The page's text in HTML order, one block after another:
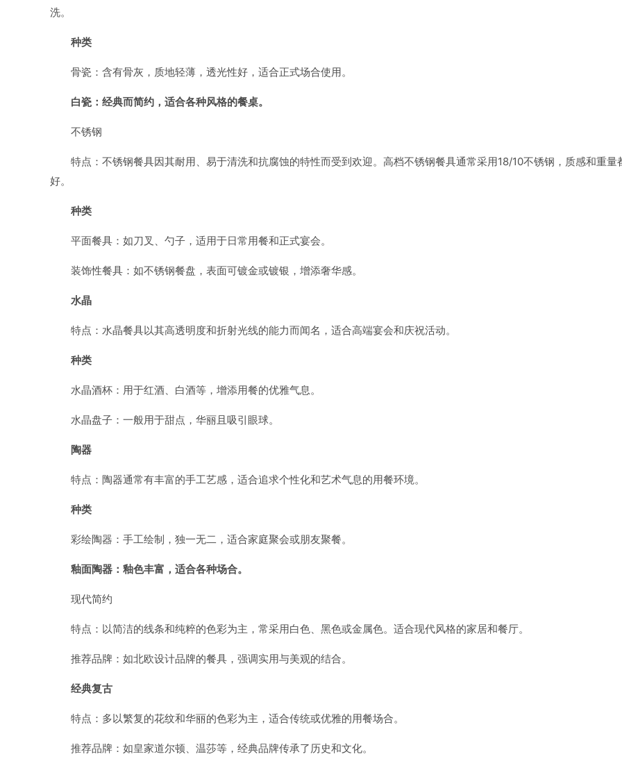
洗。
种类
骨瓷：含有骨灰，质地轻薄，透光性好，适合正式场合使用。
白瓷：经典而简约，适合各种风格的餐桌。
不锈钢
特点：不锈钢餐具因其耐用、易于清洗和抗腐蚀的特性而受到欢迎。高档不锈钢餐具通常采用18/10不锈钢，质感和重量
好。
种类
平面餐具：如刀叉、勺子，适用于日常用餐和正式宴会。
装饰性餐具：如不锈钢餐盘，表面可镀金或镀银，增添奢华感。
水晶
特点：水晶餐具以其高透明度和折射光线的能力而闻名，适合高端宴会和庆祝活动。
种类
水晶酒杯：用于红酒、白酒等，增添用餐的优雅气息。
水晶盘子：一般用于甜点，华丽且吸引眼球。
陶器
特点：陶器通常有丰富的手工艺感，适合追求个性化和艺术气息的用餐环境。
种类
彩绘陶器：手工绘制，独一无二，适合家庭聚会或朋友聚餐。
釉面陶器：釉色丰富，适合各种场合。
现代简约
特点：以简洁的线条和纯粹的色彩为主，常采用白色、黑色或金属色。适合现代风格的家居和餐厅。
推荐品牌：如北欧设计品牌的餐具，强调实用与美观的结合。
经典复古
特点：多以繁复的花纹和华丽的色彩为主，适合传统或优雅的用餐场合。
推荐品牌：如皇家道尔顿、温莎等，经典品牌传承了历史和文化。